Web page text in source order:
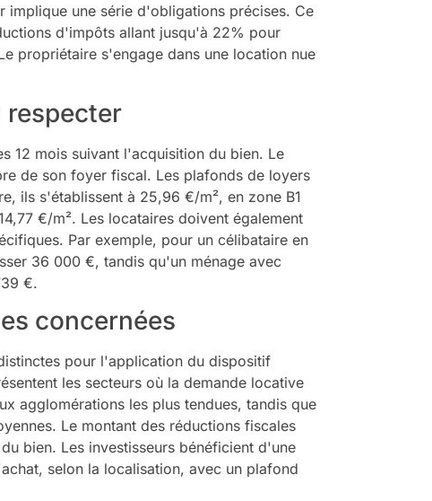
implique une série d'obligations précises. Ce
d'impôts allant jusqu'à 22% pour
propriétaire s'engage dans une location nue
respecter
12 mois suivant l'acquisition du bien. Le
de son foyer fiscal. Les plafonds de loyers
ils s'établissent à 25,96 €/m², en zone B1
€/m². Les locataires doivent également
Par exemple, pour un célibataire en
36 000 €, tandis qu'un ménage avec
€.
concernées
pour l'application du dispositif
les secteurs où la demande locative
agglomérations les plus tendues, tandis que
Le montant des réductions fiscales
bien. Les investisseurs bénéficient d'une
selon la localisation, avec un plafond